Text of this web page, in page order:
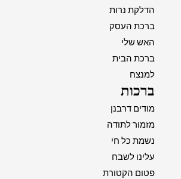
הדלקת נרות
ברכת העסק
האש שלי
ברכת הבית
למנצח
ברכות
מודים דרבנן
מזמור לתודה
נשמת כל חי
עלינו לשבח
פטום הקטורת